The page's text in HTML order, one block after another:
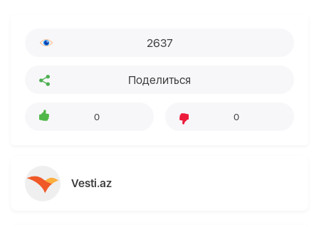
2637
Поделиться
0 0
Vesti.az